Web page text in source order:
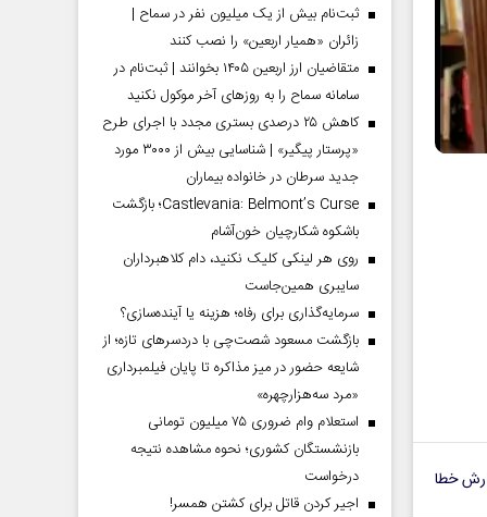
خطا
ثبت‌نام بیش از یک میلیون نفر در سماح |
زائران «همیار اربعین» را نصب کنند
متقاضیان ارز اربعین ۱۴۰۵ بخوانند | ثبت‌نام در
سامانه سماح را به روز‌های آخر موکول نکنید
کاهش ۲۵ درصدی بستری مجدد با اجرای طرح
«پرستار پیگیر» | شناسایی بیش از ۳۰۰۰ مورد
جدید سرطان در خانواده بیماران
Castlevania: Belmont’s Curse؛ بازگشت
باشکوه شکارچیان خون‌آشام
روی هر لینکی کلیک نکنید، دام کلاهبرداران
سایبری همین‌جاست
سرمایه‌گذاری برای رفاه؛ هزینه یا آینده‌سازی؟
بازگشت مسعود شصت‌چی با دردسر‌های تازه؛ از
شایعه حضور در میز مذاکره تا پایان فیلمبرداری
«مرد سه‌هزارچهره»
استعلام وام ضروری ۷۵ میلیون تومانی
بازنشستگان کشوری؛ نحوه مشاهده نتیجه
درخواست
اجیر کردن قاتل برای کشتن همسر!